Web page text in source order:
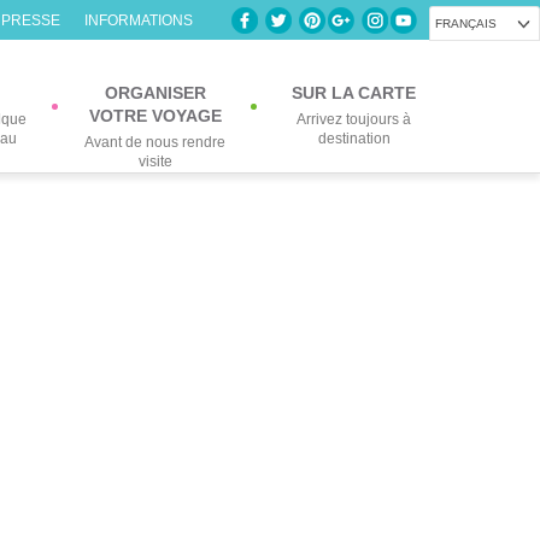
FRANÇAIS
INFORMATIONS
ORGANISER
VOTRE VOYAGE
Avant de nous rendre
visite
SUR LA CARTE
Arrivez toujours à
destination